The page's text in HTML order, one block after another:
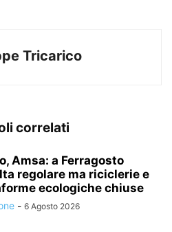
Tricarico
correlati
Amsa: a Ferragosto
regolare ma riciclerie e
ecologiche chiuse
- 6 Agosto 2026